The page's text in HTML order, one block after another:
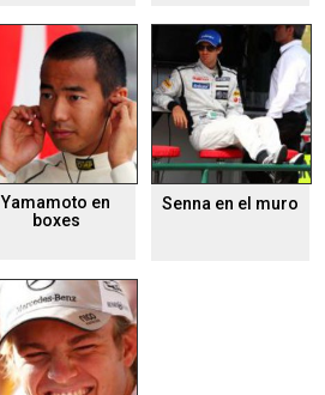
Yamamoto en
boxes
Senna en el muro